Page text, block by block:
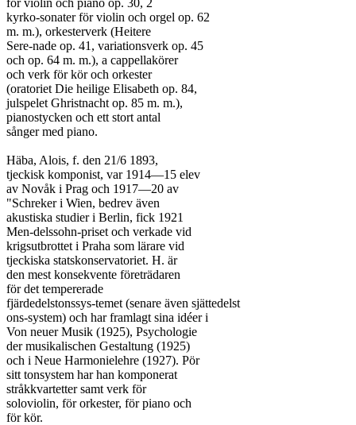
för violin och piano op. 30, 2
kyrko-sonater för violin och orgel op. 62
m. m.), orkesterverk (Heitere
Sere-nade op. 41, variationsverk op. 45
och op. 64 m. m.), a cappellakörer
och verk för kör och orkester
(oratoriet Die heilige Elisabeth op. 84,
julspelet Ghristnacht op. 85 m. m.),
pianostycken och ett stort antal
sånger med piano.
Häba, Alois, f. den 21/6 1893,
tjeckisk komponist, var 1914—15 elev
av Novåk i Prag och 1917—20 av
"Schreker i Wien, bedrev även
akustiska studier i Berlin, fick 1921
Men-delssohn-priset och verkade vid
krigsutbrottet i Praha som lärare vid
tjeckiska statskonservatoriet. H. är
den mest konsekvente företrädaren
för det tempererade
fjärdedelstonssys-temet (senare även sjättedelst
ons-system) och har framlagt sina idéer i
Von neuer Musik (1925), Psychologie
der musikalischen Gestaltung (1925)
och i Neue Harmonielehre (1927). Pör
sitt tonsystem har han komponerat
stråkkvartetter samt verk för
soloviolin, för orkester, för piano och
för kör.